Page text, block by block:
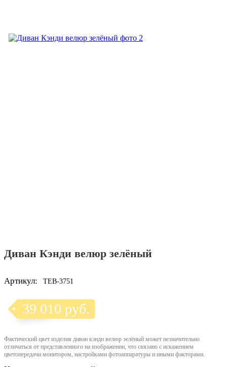
Диван Кэнди велюр зелёный
Артикул: TEB-3751
39 010 руб.
Фактический цвет изделия диван кэнди велюр зелёный может незначительно
отличаться от представленного на изображении, что связано с искажением
цветопередачи монитором, настройками фотоаппаратуры и иными факторами.